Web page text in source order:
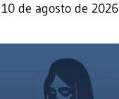
de agosto de 2026